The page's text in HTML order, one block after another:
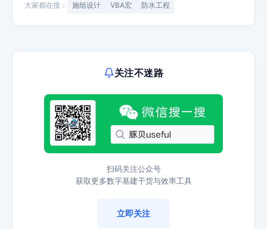
大家都在搜： 施组设计 VBA宏 防水工程
关注不迷路
扫码关注公众号
获取更多数字基建干货与效率工具
立即关注